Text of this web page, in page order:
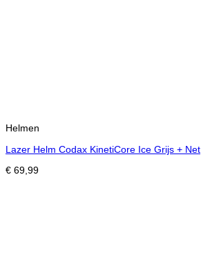
Helmen
Lazer Helm Codax KinetiCore Ice Grijs + Net
€ 69,99